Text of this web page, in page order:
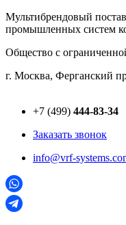
Перейти
к
Мультибрендовый
промышленных систем
Общество с
г. Москва, Ферганский
+7 (499) 444-83-34
Заказать звонок
info@vrf-